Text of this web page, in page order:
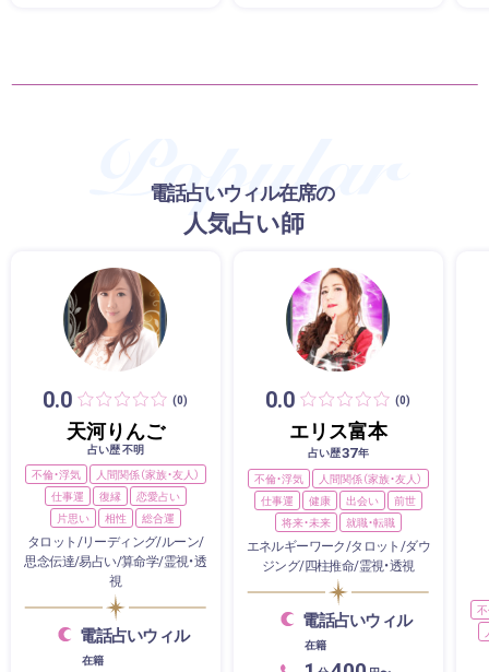
電話占いウィル在席の
人気占い師
0.0 (0)
天河りんご
占い歴 不明
不倫・浮気
人間関係（家族・友人）
仕事運
復縁
恋愛占い
片思い
相性 総合運
タロット/リーディング/ルーン/
思念伝達/易占い/算命学/霊視・透
視
電話占いウィル
在籍
0.0 (0)
エリス富本
占い歴37年
不倫・浮気
人間関係（家族・友人）
仕事運
健康 出会い
前世
将来・未来
就職・転職
エネルギーワーク/タロット/ダウ
ジング/四柱推命/霊視・透視
電話占いウィル
在籍